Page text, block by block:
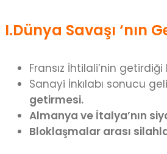
I.Dünya Savaşı ‘nın
Fransız İhtilali’nin getirdiği
Sanayi İnkılabı sonucu
getirmesi.
Almanya ve İtalya’nın
Bloklaşmalar arası